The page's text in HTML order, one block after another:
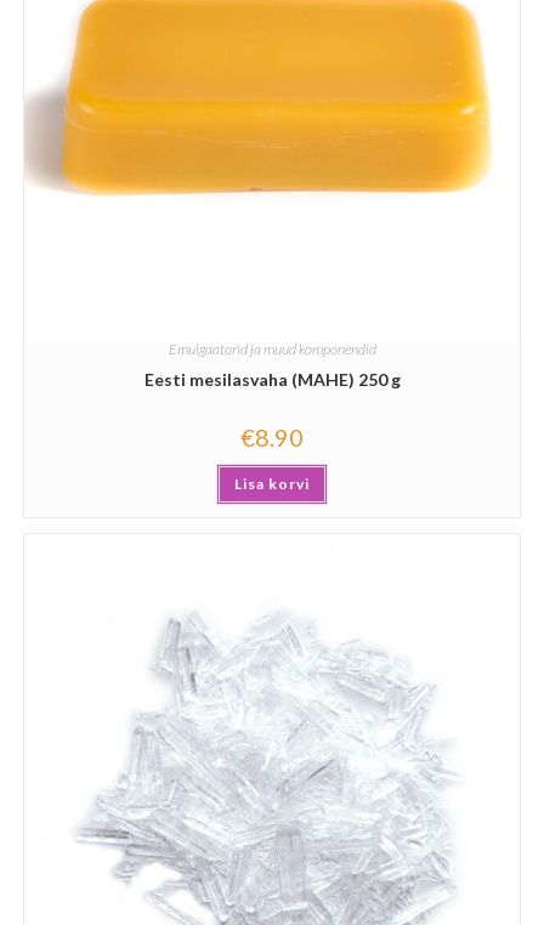
Emulgaatorid ja muud komponendid
Eesti mesilasvaha (MAHE) 250 g
€8.90
Lisa korvi